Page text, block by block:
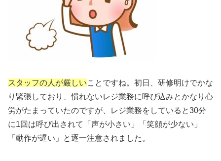
ス タッフの人が厳しいことですね。初日、研修明けでかな
り緊張しており、慣れないレジ業務に呼び込みとかなり心
労がたまっていたのですが、レジ業務をしていると30分
に1回は呼び出されて「声が小さい」「笑顔が少ない」
「動作が遅い」と逐一注意されました。